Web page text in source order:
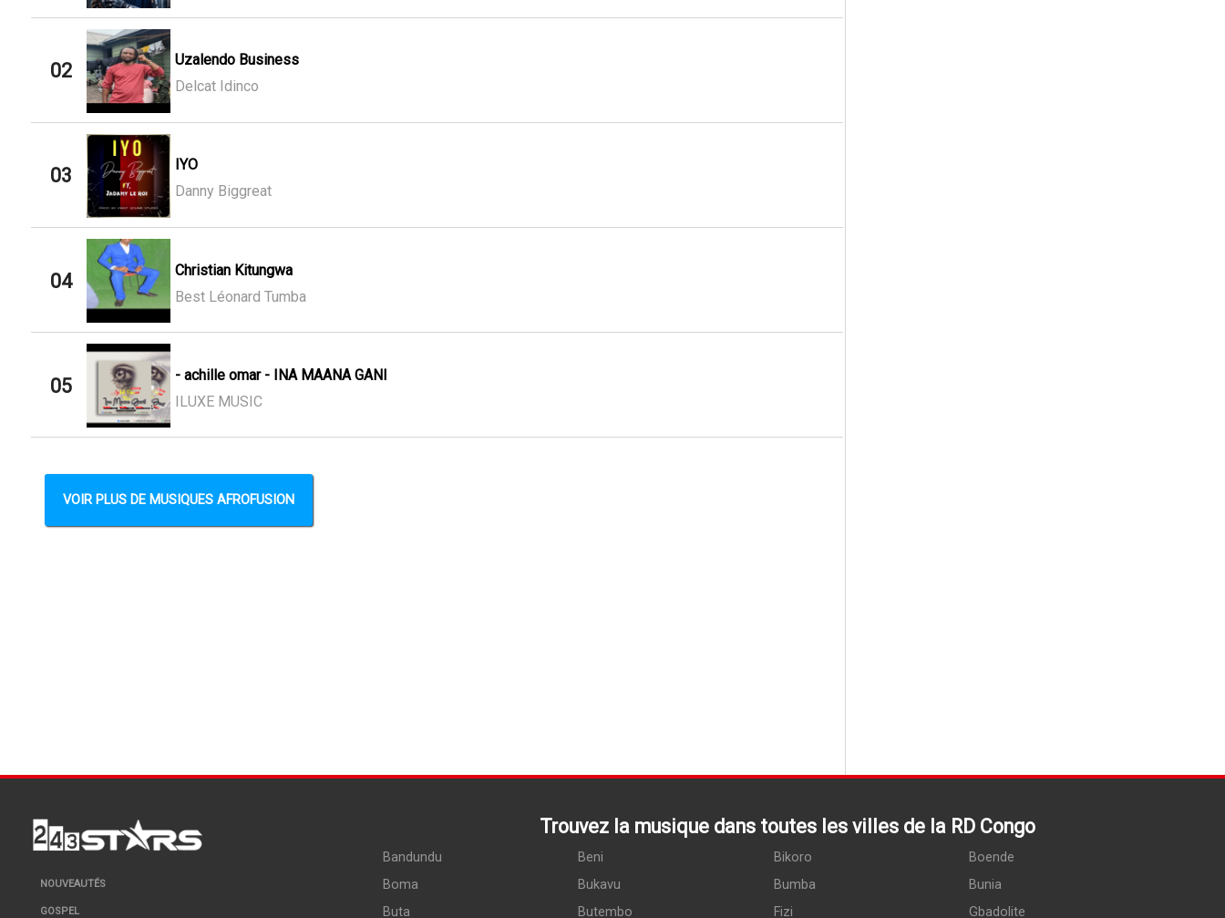
02
Uzalendo Business
Delcat Idinco
03
IYO
Danny Biggreat
04
Christian Kitungwa
Best Léonard Tumba
05
- achille omar - INA MAANA GANI
ILUXE MUSIC
VOIR PLUS DE MUSIQUES AFROFUSION
NOUVEAUTÉS
GOSPEL
Trouvez la musique dans toutes les villes de la RD Congo
Bandundu Beni Bikoro
Boende
Boma
Bukavu Bumba
Bunia
Buta
Butembo Fizi Gbadolite